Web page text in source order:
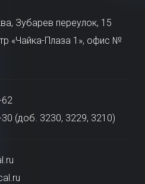
Зубарев переулок, 15
«Чайка-Плаза 1», офис №
(доб. 3230, 3229, 3210)